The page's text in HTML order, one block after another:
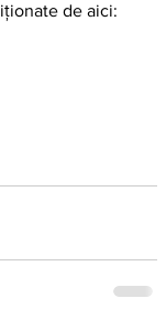
de aici: